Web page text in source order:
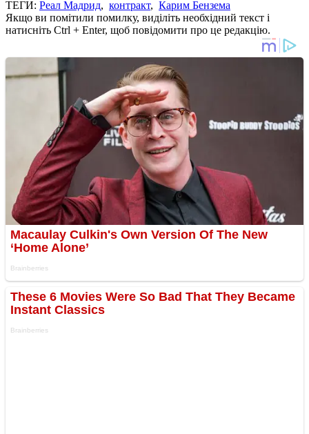
ТЕГИ: Реал Мадрид, контракт, Карим Бензема
Якщо ви помітили помилку, виділіть необхідний текст і
натисніть Ctrl + Enter, щоб повідомити про це редакцію.